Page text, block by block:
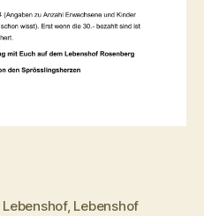
Lebenshof, Lebenshof